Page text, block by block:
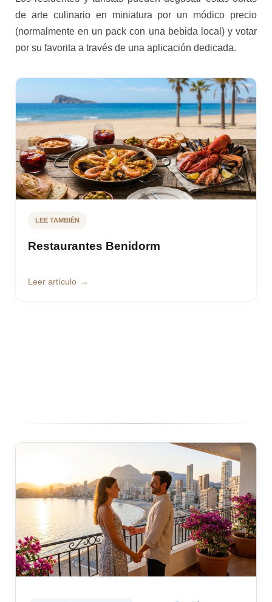
de arte culinario en miniatura por un módico precio
(normalmente en un pack con una bebida local) y votar
por su favorita a través de una aplicación dedicada.
LEE TAMBIÉN
Restaurantes Benidorm
Leer artículo